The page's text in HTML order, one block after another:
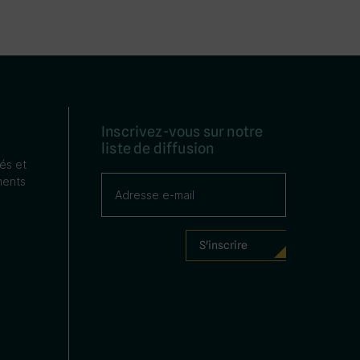
et
Inscrivez-vous sur notre
liste de diffusion